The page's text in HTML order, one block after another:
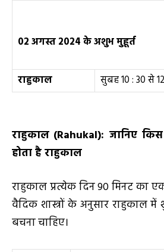
02अगस्त2024केअशुभ मुहूर्त
राहुकाल सुबह 10 : 30 से
राहुकाल (Rahukal): जानिए
होता है राहुकाल
राहुकाल प्रत्येक दिन 90 मिनट का
वैदिक शास्त्रों के अनुसार राहुकाल
बचना चाहिए।